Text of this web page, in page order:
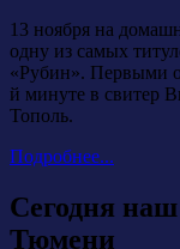
13 ноября на
одну из самых
«Рубин». Первыми
й минуте в свитер
Тополь.
Подробнее...
Сегодня
Тюмени